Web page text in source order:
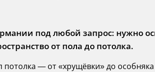
под любой запрос: нужно
от пола до потолка.
— от «хрущёвки» до